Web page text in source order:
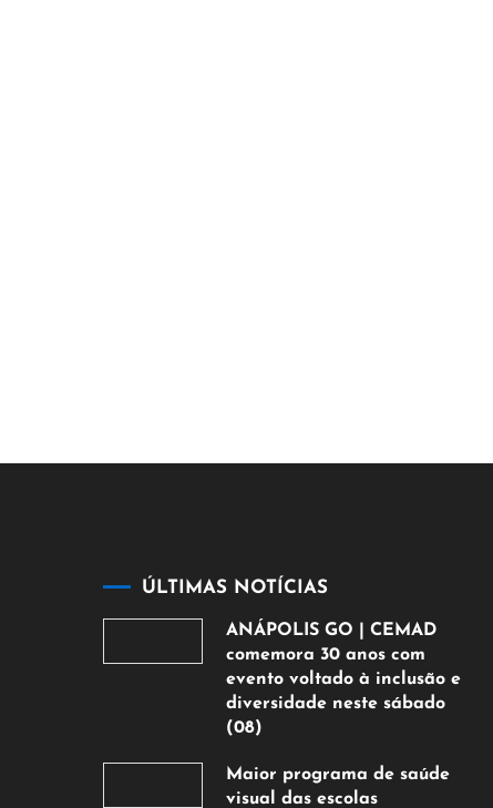
ÚLTIMAS NOTÍCIAS
ANÁPOLIS GO | CEMAD
comemora 30 anos com
evento voltado à inclusão e
diversidade neste sábado
(08)
de
Maior programa de saúde
visual das escolas